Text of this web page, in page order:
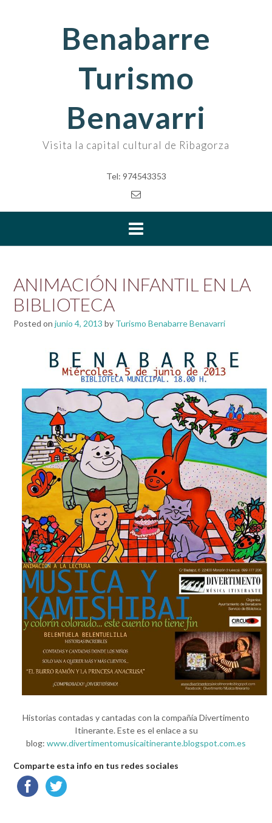
Benabarre
Turismo
Benavarri
Visita la capital cultural de Ribagorza
Tel: 974543353
ANIMACIÓN INFANTIL EN LA
BIBLIOTECA
Posted on junio 4, 2013 by Turismo Benabarre Benavarri
Historias contadas y cantadas con la compañía Divertimento
Itinerante. Este es el enlace a su
blog: www.divertimentomusicaitinerante.blogspot.com.es
Comparte esta info en tus redes sociales